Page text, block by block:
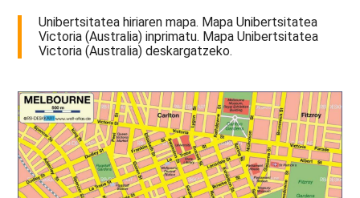
Unibertsitatea hiriaren mapa. Mapa Unibertsitatea
Victoria (Australia) inprimatu. Mapa Unibertsitatea
Victoria (Australia) deskargatzeko.